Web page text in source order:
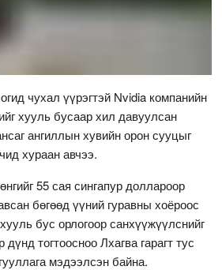
чухал үүрэгтэй Nvidia компанийн
хууль бусаар хил давуулсан
ангиллын хувийн орон сууцыг
хураан авчээ.
55 сая сингапур доллароор
бөгөөд үүний гуравны хоёроос
бус орлогоор санхүүжүүлснийг
тогтоосноо Лхагва гарагт тус
мэдээлсэн байна.